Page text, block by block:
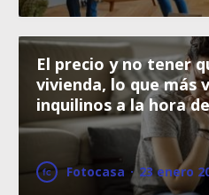
El precio y no tener
vivienda, lo que más
inquilinos a la hora
Fotocasa · 23 enero